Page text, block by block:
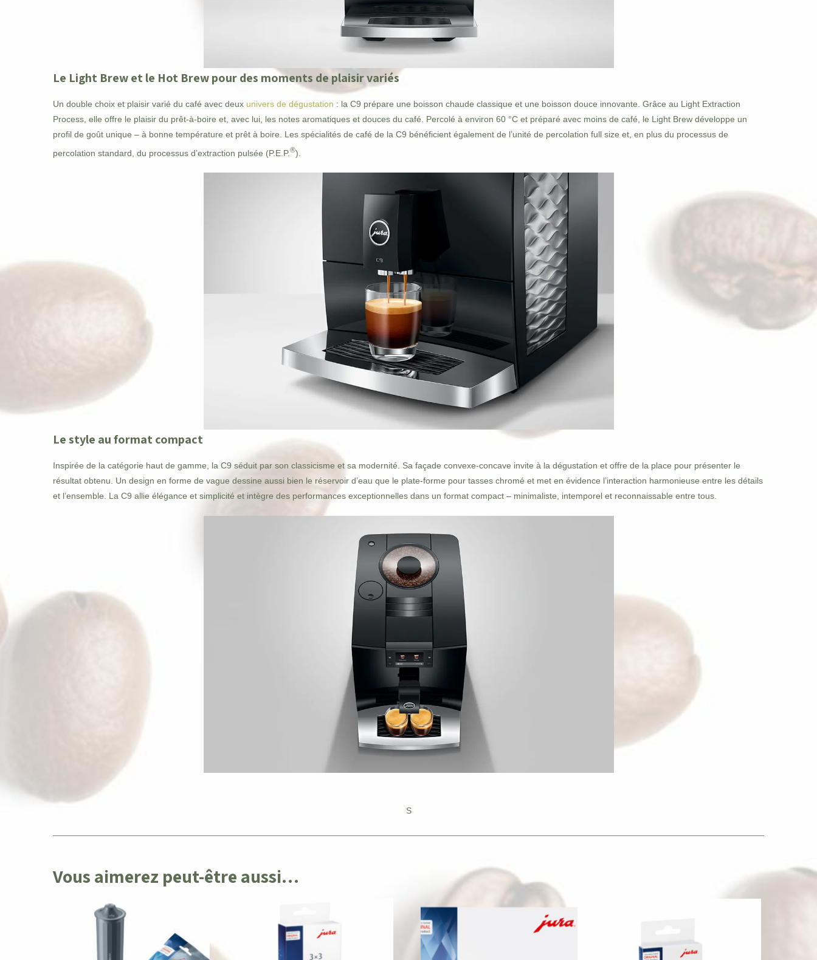
Le Light Brew et le Hot Brew pour des moments de plaisir variés
Un double choix et plaisir varié du café avec deux univers de dégustation : la C9 prépare une boisson chaude classique et une boisson douce innovante. Grâce au Light Extraction
Process, elle offre le plaisir du prêt-à-boire et, avec lui, les notes aromatiques et douces du café. Percolé à environ 60 °C et préparé avec moins de café, le Light Brew développe un
profil de goût unique – à bonne température et prêt à boire. Les spécialités de café de la C9 bénéficient également de l’unité de percolation full size et, en plus du processus de
percolation standard, du processus d’extraction pulsée (P.E.P.®).
Le style au format compact
Inspirée de la catégorie haut de gamme, la C9 séduit par son classicisme et sa modernité. Sa façade convexe-concave invite à la dégustation et offre de la place pour présenter le
résultat obtenu. Un design en forme de vague dessine aussi bien le réservoir d’eau que le plate-forme pour tasses chromé et met en évidence l’interaction harmonieuse entre les détails
et l’ensemble. La C9 allie élégance et simplicité et intègre des performances exceptionnelles dans un format compact – minimaliste, intemporel et reconnaissable entre tous.
S
Vous aimerez peut-être aussi…